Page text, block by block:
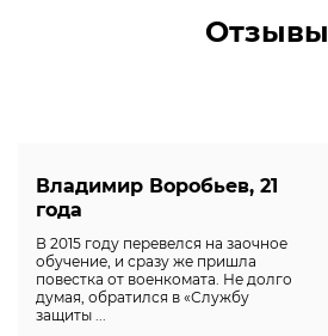
Отзывы
Владимир Воробьев, 21
года
В 2015 году перевелся на заочное
обучение, и сразу же пришла
повестка от военкомата. Не долго
думая, обратился в «Службу
защиты ...